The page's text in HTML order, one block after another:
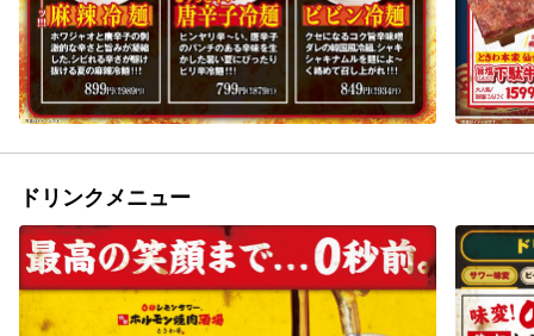
ドリンクメニュー